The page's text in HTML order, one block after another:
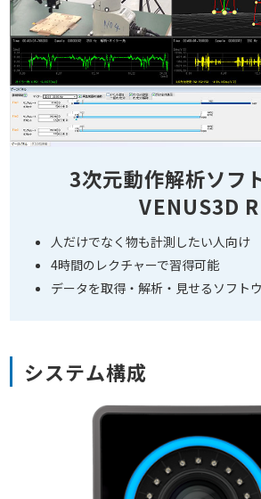
3次元動作解析ソフ
VENUS3D R
人だけでなく物も計測したい人向け
4時間のレクチャーで習得可能
データを取得・解析・見せるソフト
システム構成